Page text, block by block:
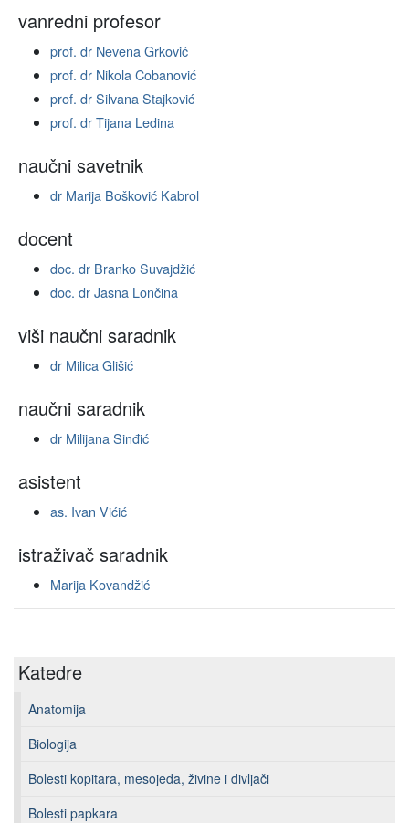
Katedre
Anatomija
Biologija
Bolesti kopitara, mesojeda, živine i divljači
Bolesti papkara
vanredni profesor
prof. dr Nevena Grković
prof. dr Nikola Čobanović
prof. dr Silvana Stajković
prof. dr Tijana Ledina
naučni savetnik
dr Marija Bošković Kabrol
docent
doc. dr Branko Suvajdžić
doc. dr Jasna Lončina
viši naučni saradnik
dr Milica Glišić
naučni saradnik
dr Milijana Sinđić
asistent
as. Ivan Vićić
istraživač saradnik
Marija Kovandžić